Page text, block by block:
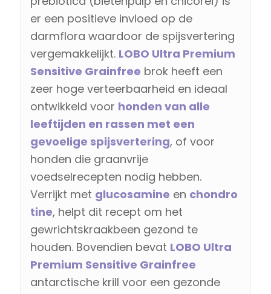
er een positieve invloed op de
darmflora waardoor de spijsvertering
vergemakkelijkt. LOBO Ultra Premium
Sensitive Grainfree brok heeft een
zeer hoge verteerbaarheid en ideaal
ontwikkeld voor honden van alle
leeftijden en rassen met een
gevoelige spijsvertering, of voor
honden die graanvrije
voedselrecepten nodig hebben.
Verrijkt met glucosamine en chondro
tine, helpt dit recept om het
gewrichtskraakbeen gezond te
houden. Bovendien bevat LOBO Ultra
Premium Sensitive Grainfree
antarctische krill voor een gezonde